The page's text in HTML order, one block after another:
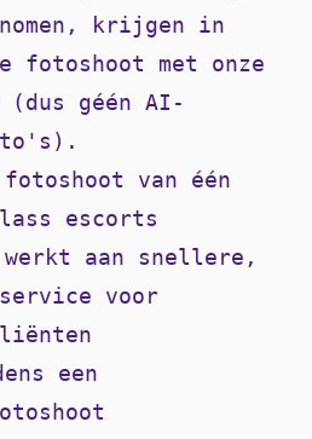
krijgen in
fotoshoot met onze
géén AI-